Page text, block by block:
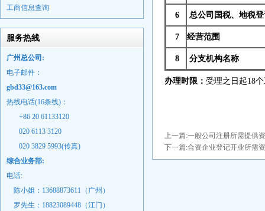
工商信息查询
服务热线
广州总公司:
电子邮件：
gbd33@163.com
热线电话(16条线)：
+86 20 61133120
020 6113 3120
020 3829 5993(传真)
综合业务部:
电话:
陈小姐：13688873611（广州）
罗先生：18823089448 （江门）
6 总公司国税、地税
7 经营范围
8 分支机构名称
办理时限： 受理之日起18
上一篇:一般公司注册所需提供
下一篇:合资企业登记开业所需